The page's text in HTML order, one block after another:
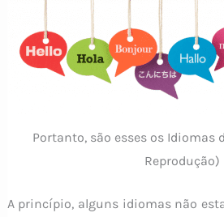
Portanto, são esses os Idiomas
Reprodução)
A princípio, alguns idiomas não